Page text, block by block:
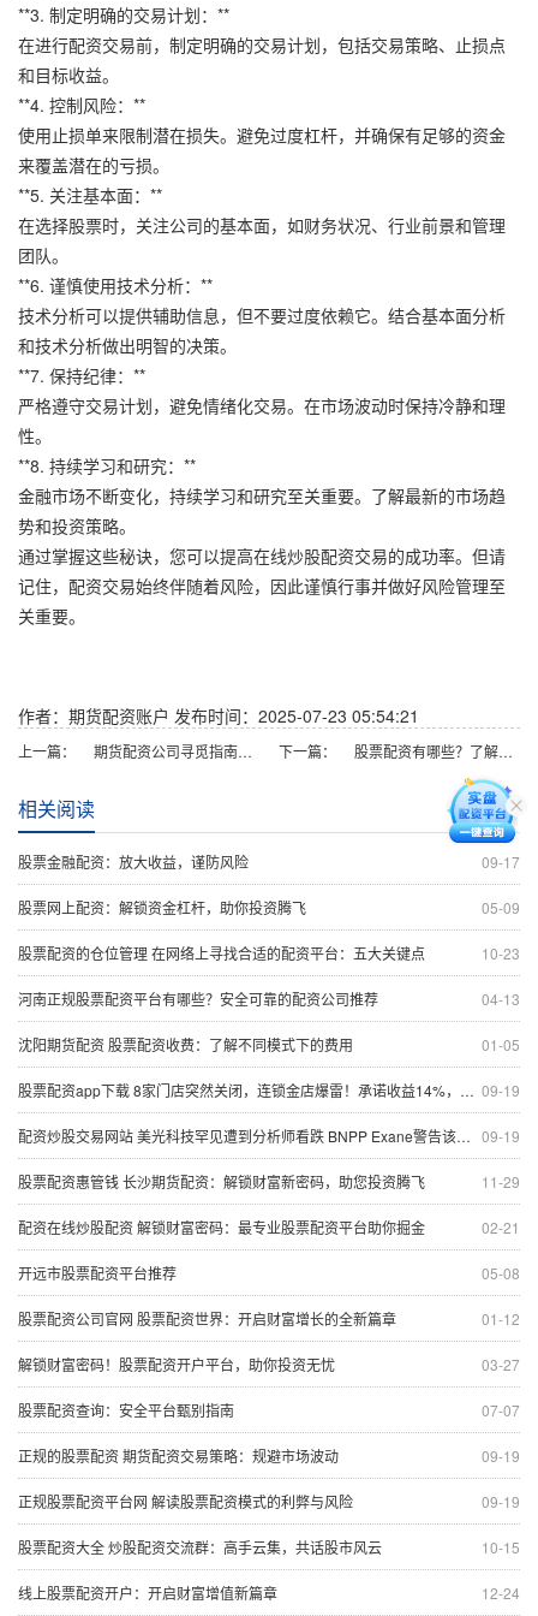
**3. 制定明确的交易计划：**
在进行配资交易前，制定明确的交易计划，包括交易策略、止损点
和目标收益。
**4. 控制风险：**
使用止损单来限制潜在损失。避免过度杠杆，并确保有足够的资金
来覆盖潜在的亏损。
**5. 关注基本面：**
在选择股票时，关注公司的基本面，如财务状况、行业前景和管理
团队。
**6. 谨慎使用技术分析：**
技术分析可以提供辅助信息，但不要过度依赖它。结合基本面分析
和技术分析做出明智的决策。
**7. 保持纪律：**
严格遵守交易计划，避免情绪化交易。在市场波动时保持冷静和理
性。
**8. 持续学习和研究：**
金融市场不断变化，持续学习和研究至关重要。了解最新的市场趋
势和投资策略。
通过掌握这些秘诀，您可以提高在线炒股配资交易的成功率。但请
记住，配资交易始终伴随着风险，因此谨慎行事并做好风险管理至
关重要。
作者：期货配资账户 发布时间：2025-07-23 05:54:21
上一篇： 期货配资公司寻觅指南：安全可靠，轻松配资 下一篇： 股票配资有哪些？了解配资种类和特点
相关阅读
09-17
股票金融配资：放大收益，谨防风险
05-09
股票网上配资：解锁资金杠杆，助你投资腾飞
10-23
股票配资的仓位管理 在网络上寻找合适的配资平台：五大关键点
04-13
河南正规股票配资平台有哪些？安全可靠的配资公司推荐
01-05
沈阳期货配资 股票配资收费：了解不同模式下的费用
09-19
股票配资app下载 8家门店突然关闭，连锁金店爆雷！承诺收益14%，推销主要选老人，有员工也投了100多万元
09-19
配资炒股交易网站 美光科技罕见遭到分析师看跌 BNPP Exane警告该公司面临产能过剩
11-29
股票配资惠管钱 长沙期货配资：解锁财富新密码，助您投资腾飞
02-21
配资在线炒股配资 解锁财富密码：最专业股票配资平台助你掘金
05-08
开远市股票配资平台推荐
01-12
股票配资公司官网 股票配资世界：开启财富增长的全新篇章
03-27
解锁财富密码！股票配资开户平台，助你投资无忧
07-07
股票配资查询：安全平台甄别指南
09-19
正规的股票配资 期货配资交易策略：规避市场波动
09-19
正规股票配资平台网 解读股票配资模式的利弊与风险
10-15
股票配资大全 炒股配资交流群：高手云集，共话股市风云
12-24
线上股票配资开户：开启财富增值新篇章